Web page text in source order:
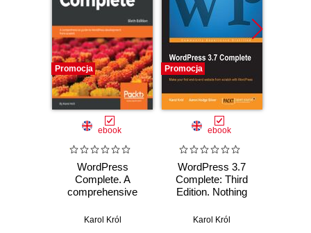
Promocja
ebook
WordPress
Complete. A
comprehensive
WordPress
Karol Król
Promocja
ebook
WordPress 3.7
Complete: Third
Edition. Nothing
website production
Karol Król